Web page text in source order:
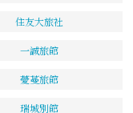
住友大旅社
一誠旅館
薆蔓旅館
瑞城別館